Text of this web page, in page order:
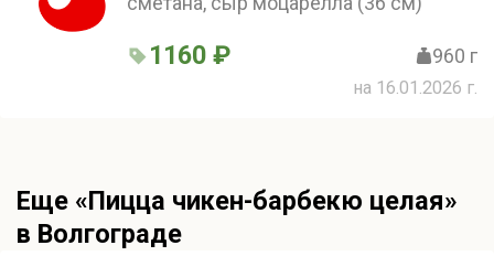
1160 ₽ 960 г
на 16.01.2026 г.
Еще «Пицца чикен-барбекю целая»
в Волгограде